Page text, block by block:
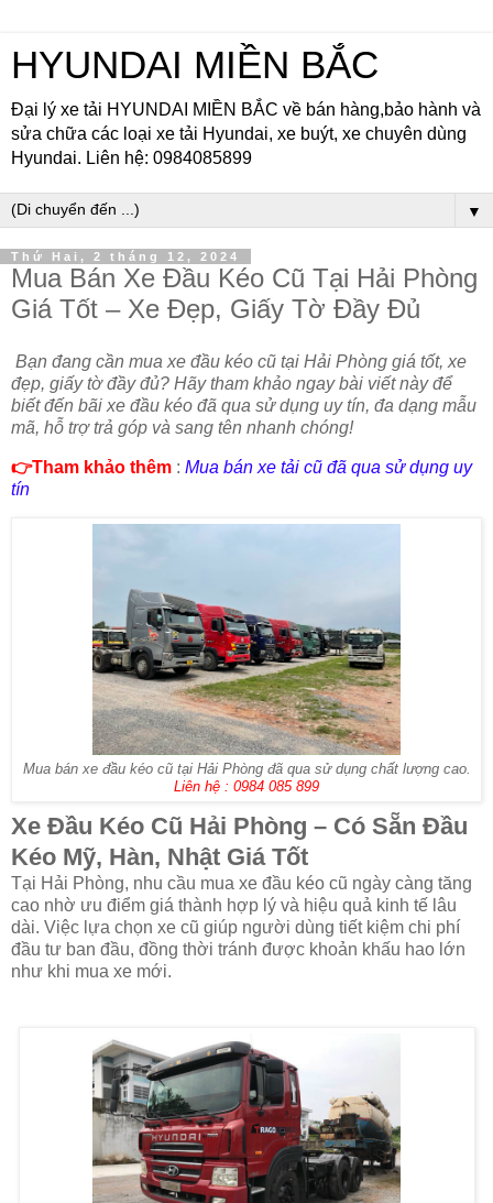
HYUNDAI MIỀN BẮC
Đại lý xe tải HYUNDAI MIỀN BẮC về bán hàng,bảo hành và
sửa chữa các loại xe tải Hyundai, xe buýt, xe chuyên dùng
Hyundai. Liên hệ: 0984085899
▼
Thứ Hai, 2 tháng 12, 2024
Mua Bán Xe Đầu Kéo Cũ Tại Hải Phòng
Giá Tốt – Xe Đẹp, Giấy Tờ Đầy Đủ
Bạn đang cần mua xe đầu kéo cũ tại Hải Phòng giá tốt, xe
đẹp, giấy tờ đầy đủ? Hãy tham khảo ngay bài viết này để
biết đến bãi xe đầu kéo đã qua sử dụng uy tín, đa dạng mẫu
mã, hỗ trợ trả góp và sang tên nhanh chóng!
👉Tham khảo thêm : Mua bán xe tải cũ đã qua sử dụng uy
tín
Mua bán xe đầu kéo cũ tại Hải Phòng đã qua sử dụng chất lượng cao.
Liên hệ : 0984 085 899
Xe Đầu Kéo Cũ Hải Phòng – Có Sẵn Đầu
Kéo Mỹ, Hàn, Nhật Giá Tốt
Tại Hải Phòng, nhu cầu mua xe đầu kéo cũ ngày càng tăng
cao nhờ ưu điểm giá thành hợp lý và hiệu quả kinh tế lâu
dài. Việc lựa chọn xe cũ giúp người dùng tiết kiệm chi phí
đầu tư ban đầu, đồng thời tránh được khoản khấu hao lớn
như khi mua xe mới.